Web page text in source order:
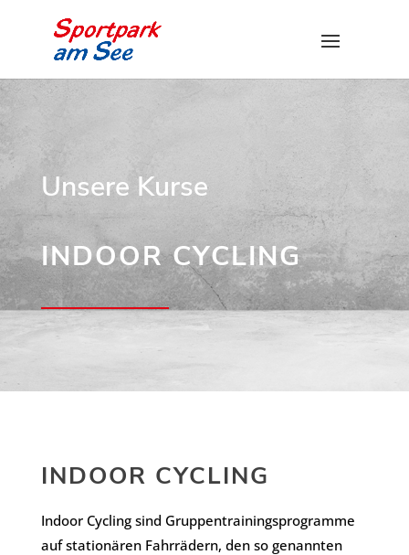
Unsere Kurse
INDOOR CYCLING
INDOOR CYCLING
Indoor Cycling sind Gruppentrainingsprogramme
auf stationären Fahrrädern, den so genannten